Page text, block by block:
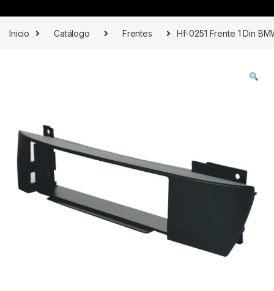
Inicio Catálogo Frentes Hf-0251 Frente 1 Din